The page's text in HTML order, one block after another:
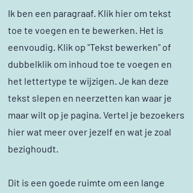
Ik ben een paragraaf. Klik hier om tekst
toe te voegen en te bewerken. Het is
eenvoudig. Klik op "Tekst bewerken" of
dubbelklik om inhoud toe te voegen en
het lettertype te wijzigen. Je kan deze
tekst slepen en neerzetten kan waar je
maar wilt op je pagina. Vertel je bezoekers
hier wat meer over jezelf en wat je zoal
bezighoudt.
Dit is een goede ruimte om een lange